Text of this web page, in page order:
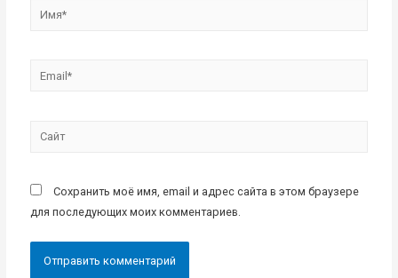
Имя*
Email*
Сайт
Сохранить моё имя, email и адрес сайта в этом браузере
для последующих моих комментариев.